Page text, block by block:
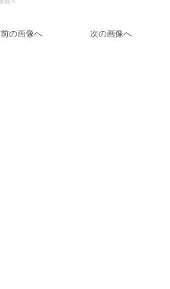
前の画像へ 次の画像へ